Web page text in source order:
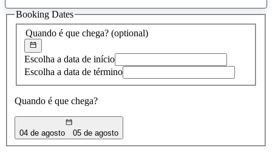
sugestão
encontrada
Quando é que chega? (optional)
Escolha a data de início
Escolha a data de término
Quando é que chega?
04 de agosto 05 de agosto
Booking Dates